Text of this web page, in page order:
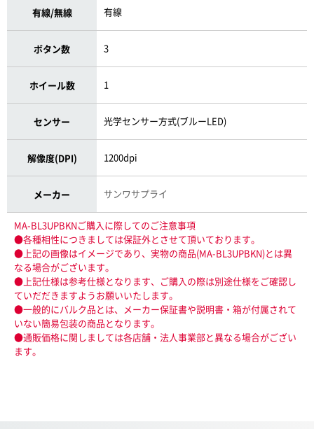
有線/無線 有線
ボタン数 3
ホイール数 1
センサー 光学センサー方式(ブルーLED)
解像度(DPI) 1200dpi
メーカー サンワサプライ
MA-BL3UPBKNご購入に際してのご注意事項
●各種相性につきましては保証外とさせて頂いております。
●上記の画像はイメージであり、実物の商品(MA-BL3UPBKN)とは異
なる場合がございます。
●上記仕様は参考仕様となります、ご購入の際は別途仕様をご確認し
ていだだきますようお願いいたします。
●一般的にバルク品とは、メーカー保証書や説明書・箱が付属されて
いない簡易包装の商品となります。
●通販価格に関しましては各店舗・法人事業部と異なる場合がござい
ます。